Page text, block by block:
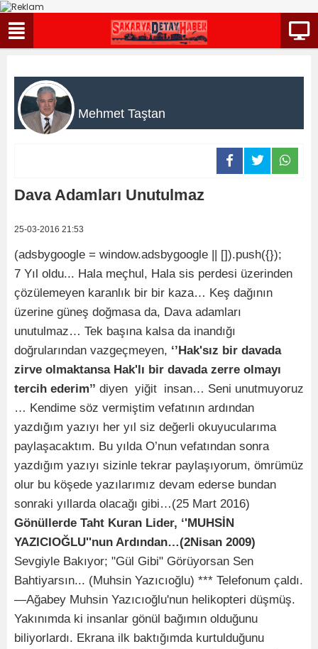
Mehmet Taştan
Dava Adamları Unutulmaz
25-03-2016 21:53
(adsbygoogle = window.adsbygoogle || []).push({});
7 Yıl oldu... Hala meçhul, Hala sis perdesi üzerinden
çözülemeyen karanlık bir bir kaza… Keş dağının
üzerine güneş doğmasa da, Dava adamları
unutulmaz… Tek başına kalsa da inandığı
doğrularından vazgeçmeyen, ‘’Hak'sız bir davada
zirve olmaktansa Hak'lı bir davada zerre olmayı
tercih ederim’’ diyen yiğit insan… Seni unutmuyoruz
… Kendime söz vermiştim vefatının ardından
yazdığım yazıyı her yıl siz değerli okuyucularıma
paylaşacaktım. Bu yılda O’nun vefatından sonra
yazdığım yazıyı sizinle tekrar paylaşıyorum, ömrümüz
olur bu köşede yazılarımız devam ederse bundan
sonraki yıllarda olacağı gibi…(25 Mart 2016)
Gönüllerde Taht Kuran Lider, ‘'MUHSİN
YAZICIOĞLU''nun Ardından…(2Nisan 2009)
Sevgiyle Bakıyor; "Gül Gibi" Görüyorsan Sen
Bahtiyarsın... (Muhsin Yazıcıoğlu) *** Telefonum çaldı.
—Ağabey Muhsin Yazıcıoğlu'nun helikopteri düşmüş.
Yakınımda ki insanlar gönül bağımın olduğunu
biliyorlardı. Ekrana ilk baktığımda kurtulduğunu